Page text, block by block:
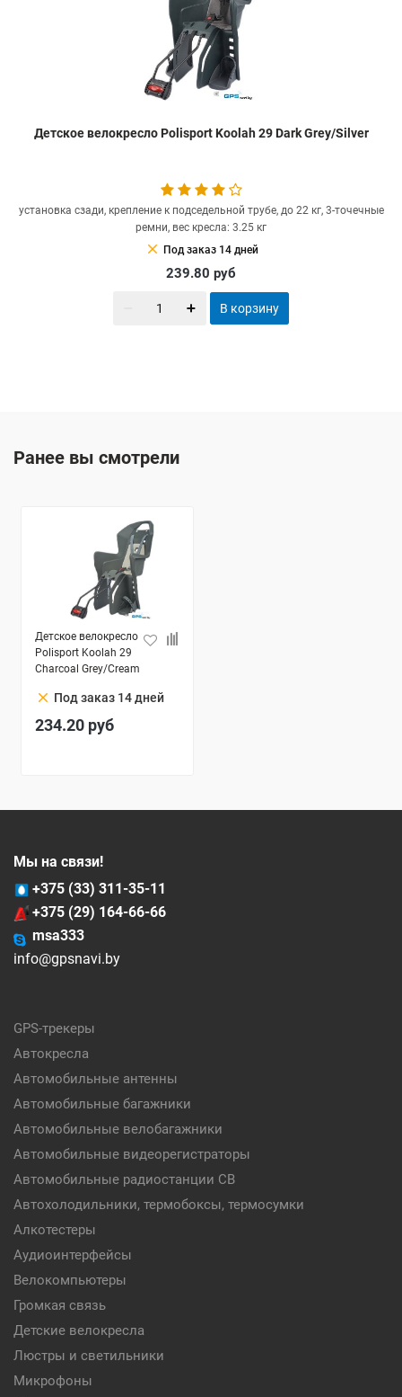
Детское велокресло Polisport Koolah 29 Dark Grey/Silver
установка сзади, крепление к подседельной трубе, до 22 кг, 3-точечные
ремни, вес кресла: 3.25 кг
clear Под заказ 14 дней
239.80 руб
В корзину
Ранее вы смотрели
Детское велокресло
Polisport Koolah 29
Charcoal Grey/Cream
clear Под заказ 14 дней
234.20 руб
Мы на связи!
+375 (33) 311-35-11
+375 (29) 164-66-66
msa333
info@gpsnavi.by
GPS-трекеры
Автокресла
Автомобильные антенны
Автомобильные багажники
Автомобильные велобагажники
Автомобильные видеорегистраторы
Автомобильные радиостанции CB
Автохолодильники, термобоксы, термосумки
Алкотестеры
Аудиоинтерфейсы
Велокомпьютеры
Громкая связь
Детские велокресла
Люстры и светильники
Микрофоны